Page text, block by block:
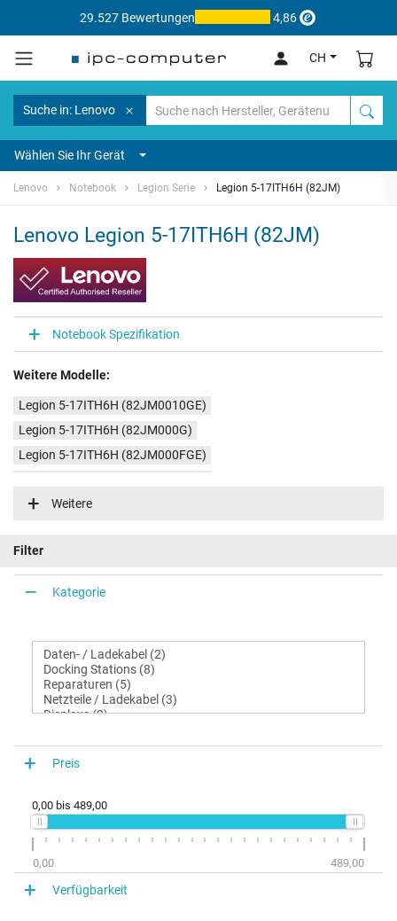
29.527 Bewertungen 4,86
CH
Suche in: Lenovo
Wählen Sie Ihr Gerät
Lenovo Notebook Legion Serie Legion 5-17ITH6H (82JM)
Lenovo Legion 5-17ITH6H (82JM)
Notebook Spezifikation
Weitere Modelle:
Legion 5-17ITH6H (82JM0010GE)
Legion 5-17ITH6H (82JM000G)
Legion 5-17ITH6H (82JM000FGE)
Legion 5-17ITH6H (82JM000GGE)
Legion 5-17ITH6H (82JM002BGE)
Legion 5-17ITH6H (82JM003GGE)
Legion 5-17ITH6H (82JM002CGE)
Weitere
Filter
Kategorie
Preis
0,00 bis 489,00
0,00 489,00
Verfügbarkeit